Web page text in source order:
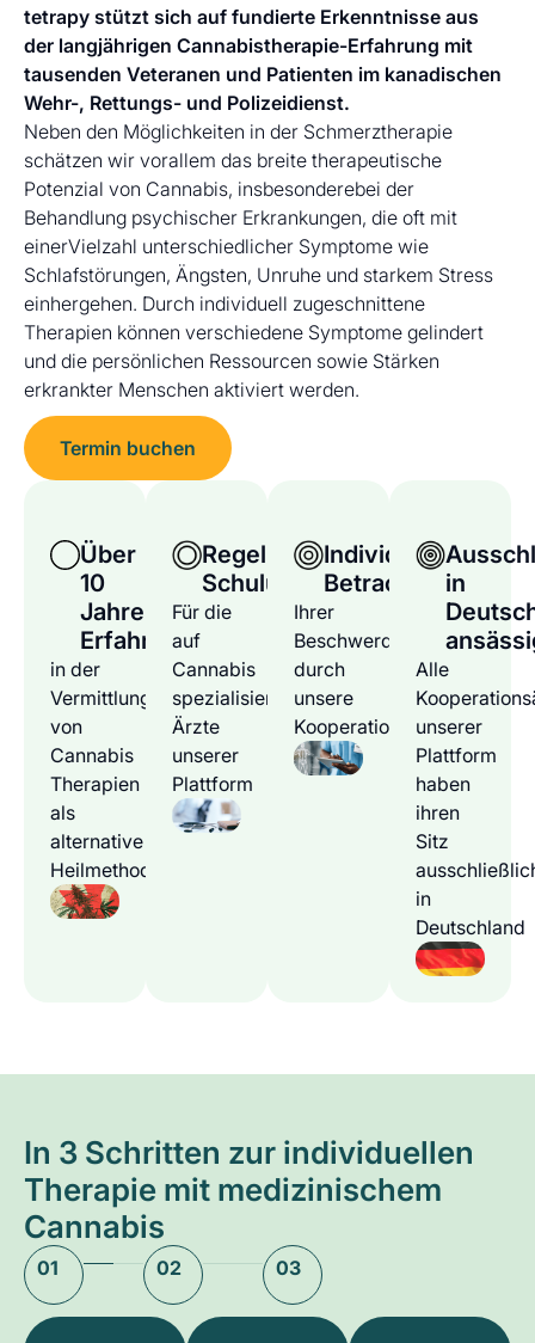
tetrapy stützt sich auf fundierte Erkenntnisse aus
der langjährigen Cannabistherapie-Erfahrung mit
tausenden Veteranen und Patienten im kanadischen
Wehr-, Rettungs- und Polizeidienst.
Neben den Möglichkeiten in der Schmerztherapie
schätzen wir vorallem das breite therapeutische
Potenzial von Cannabis, insbesonderebei der
Behandlung psychischer Erkrankungen, die oft mit
einerVielzahl unterschiedlicher Symptome wie
Schlafstörungen, Ängsten, Unruhe und starkem Stress
einhergehen. Durch individuell zugeschnittene
Therapien können verschiedene Symptome gelindert
und die persönlichen Ressourcen sowie Stärken
erkrankter Menschen aktiviert werden.
Termin buchen
Über
10
Jahre
Erfahrung
in der
Vermittlung
von
Cannabis
Therapien
als
alternative
Heilmethode
Regelmäßige
Schulungen
Für die
auf
Cannabis
spezialisierten
Ärzte
unserer
Plattform
Individuelle
Betrachtung
Ihrer
Beschwerden
durch
unsere
Kooperationsärzte
in
Alle
unserer
Plattform
haben
ihren
Sitz
in
Deutschland
In 3 Schritten zur individuellen
Therapie mit medizinischem
Cannabis
01 02 03